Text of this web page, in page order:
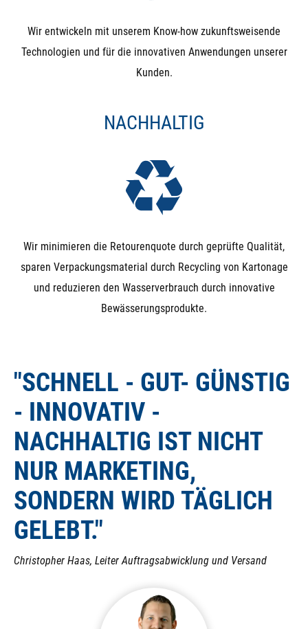
Gegendruck, der höher, als der Eingangsdruck ist (z.B.
nach dem Befüllen eines Behälters), drückt dieser das
Magnetventil wieder auf. Der Kugelhahn hingegen ist
Unterdruck: Bei Unterdruck (Saugen auf der
Besonders bei NO-Magnetventilen kann es durchaus
passieren, dass ein Unterdruck auf der Ausgangsseite
die Membrane nach unten zieht und das Ventil
Manuelle (Not)Betätigung: Das Magnetventil wird
ausschließlich durch Magnetkraft geschlossen und
geöffnet (bzw. durch die Feder, die der Magnetkraft
entgegen wirkt). Das bedeutet, dass ein Magnetventil
geschlossenes) Magnetventil auf ein NO (stromlos
Feder in eine andere Richtung wirkt.
Wir entwickeln mit unserem Know-how zukunftsweisende
Technologien und für die innovativen Anwendungen unserer
Kunden.
NACHHALTIG
Wir minimieren die Retourenquote durch geprüfte Qualität,
sparen Verpackungsmaterial durch Recycling von Kartonage
und reduzieren den Wasserverbrauch durch innovative
Bewässerungsprodukte.
"SCHNELL - GUT- GÜNSTIG
- INNOVATIV -
NACHHALTIG IST NICHT
NUR MARKETING,
SONDERN WIRD TÄGLICH
GELEBT."
Christopher Haas, Leiter Auftragsabwicklung und Versand